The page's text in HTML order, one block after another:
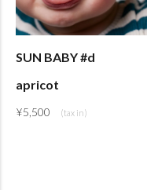
SUN BABY #d
apricot
¥5,500